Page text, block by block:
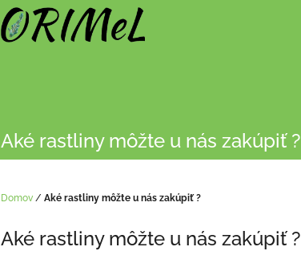
Aké rastliny môžte u nás zakúpiť ?
Domov / Aké rastliny môžte u nás zakúpiť ?
Aké rastliny môžte u nás zakúpiť ?